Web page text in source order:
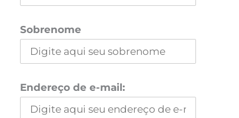
Sobrenome
Endereço de e-mail: